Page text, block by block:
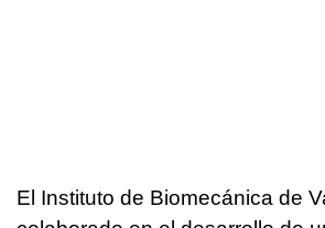
El Instituto de Biomecánica de